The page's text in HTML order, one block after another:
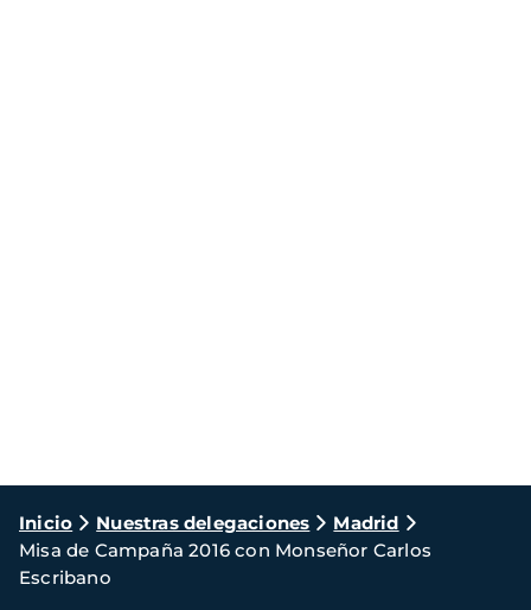
Ruta
de
navegación
Inicio Nuestras delegaciones
Madrid
Misa de Campaña 2016 con Monseñor Carlos
Escribano